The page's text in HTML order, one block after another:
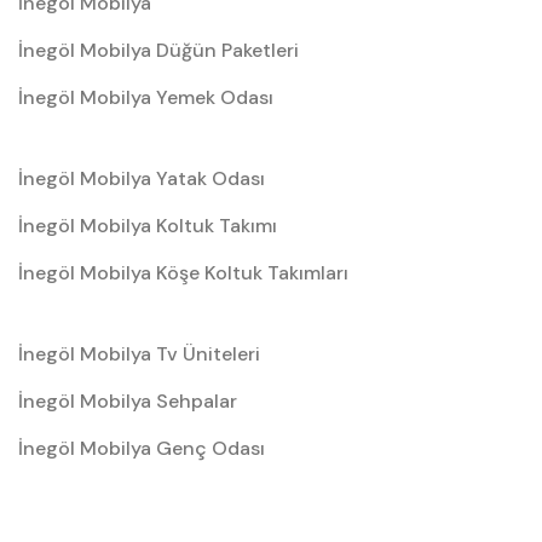
Tamamlayıcı Parçalar
birleştiğinde gerçek potansiyelini ortaya koyar.
değerlendirebilirsiniz:
TV Ünitesi ve Odak Noktası:
ile tamamlayarak görsel bir denge kurabilirsiniz.
Teknolojik Kumaşlar:
Kolay silinebilir kumaş seçeneklerimizle estetiği
İnegöl Mobilya Düğün Paketleri
İnegöl Mobilya Yemek Odası
İnegöl Mobilya Yatak Odası
İnegöl Mobilya Koltuk Takımı
İnegöl Mobilya Köşe Koltuk Takımları
İnegöl Mobilya Tv Üniteleri
İnegöl Mobilya Sehpalar
İnegöl Mobilya Genç Odası